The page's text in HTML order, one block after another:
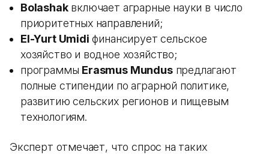
Bolashakвключает аграрные науки в число
приоритетных направлений;
El-Yurt Umidi финансирует сельское
хозяйство и водное хозяйство;
программы Erasmus Mundusпредлагают
полные стипендии по аграрной политике,
развитию сельских регионов и пищевым
технологиям.
Эксперт отмечает, что спрос на таких